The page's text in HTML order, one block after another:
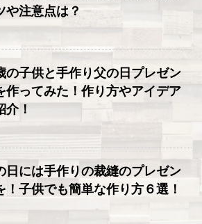
や注意点は？
の子供と手作り父の日プレゼン
作ってみた！作り方やアイデア
介！
日には手作りの裁縫のプレゼン
！子供でも簡単な作り方６選！